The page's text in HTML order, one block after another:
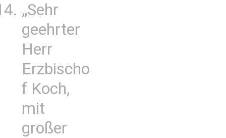
„Sehr
geehrter
Herr
Erzbischo
f Koch,
mit
großer